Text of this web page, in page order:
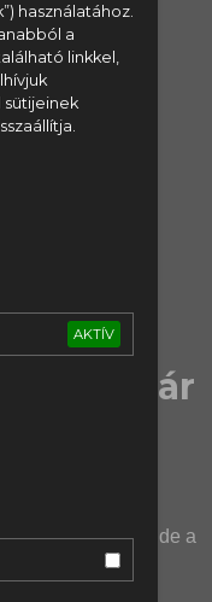
használatához.
a
linkkel,
AKTÍV
már
ezt is elcsalni, de a
lett a